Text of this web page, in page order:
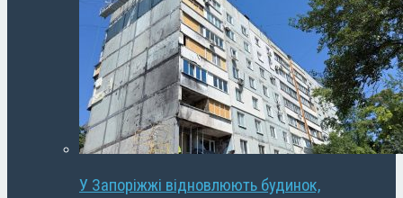
У Запоріжжі відновлюють будинок,